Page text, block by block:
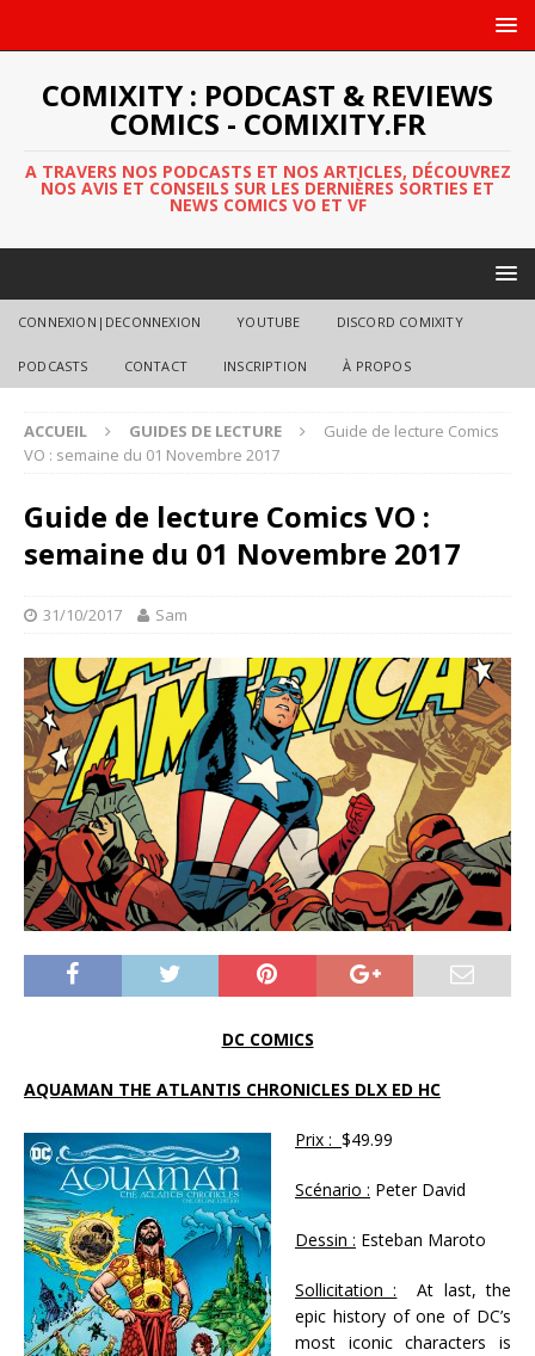
COMIXITY : PODCAST & REVIEWS
COMICS - COMIXITY.FR
A TRAVERS NOS PODCASTS ET NOS ARTICLES, DÉCOUVREZ
NOS AVIS ET CONSEILS SUR LES DERNIÈRES SORTIES ET
NEWS COMICS VO ET VF
CONNEXION|DECONNEXION YOUTUBE DISCORD COMIXITY
PODCASTS CONTACT INSCRIPTION À PROPOS
ACCUEIL GUIDES DE LECTURE
Guide de lecture Comics
VO : semaine du 01 Novembre 2017
Guide de lecture Comics VO :
semaine du 01 Novembre 2017
31/10/2017 Sam
DC COMICS
AQUAMAN THE ATLANTIS CHRONICLES DLX ED HC
Prix : $49.99
Scénario : Peter David
Dessin : Esteban Maroto
Sollicitation : At last, the
epic history of one of DC’s
most iconic characters is